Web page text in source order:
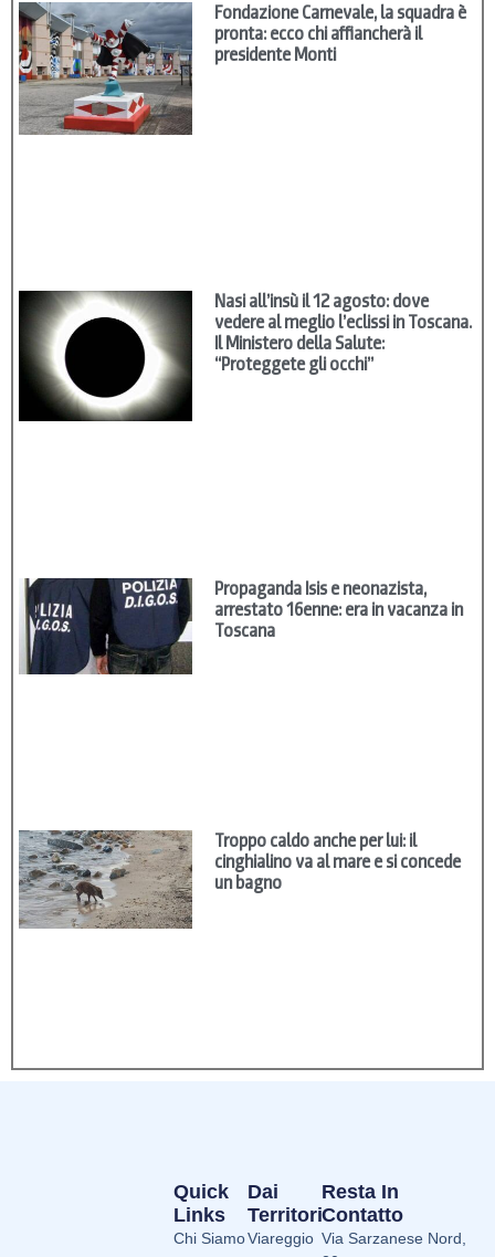
Fondazione Carnevale, la squadra è
pronta: ecco chi affiancherà il
presidente Monti
Nasi all’insù il 12 agosto: dove
vedere al meglio l’eclissi in Toscana.
Il Ministero della Salute:
“Proteggete gli occhi”
Propaganda Isis e neonazista,
arrestato 16enne: era in vacanza in
Toscana
Troppo caldo anche per lui: il
cinghialino va al mare e si concede
un bagno
Dai
Territori
Viareggio
Quick
Links
Chi Siamo
Resta In
Contatto
Via Sarzanese Nord,